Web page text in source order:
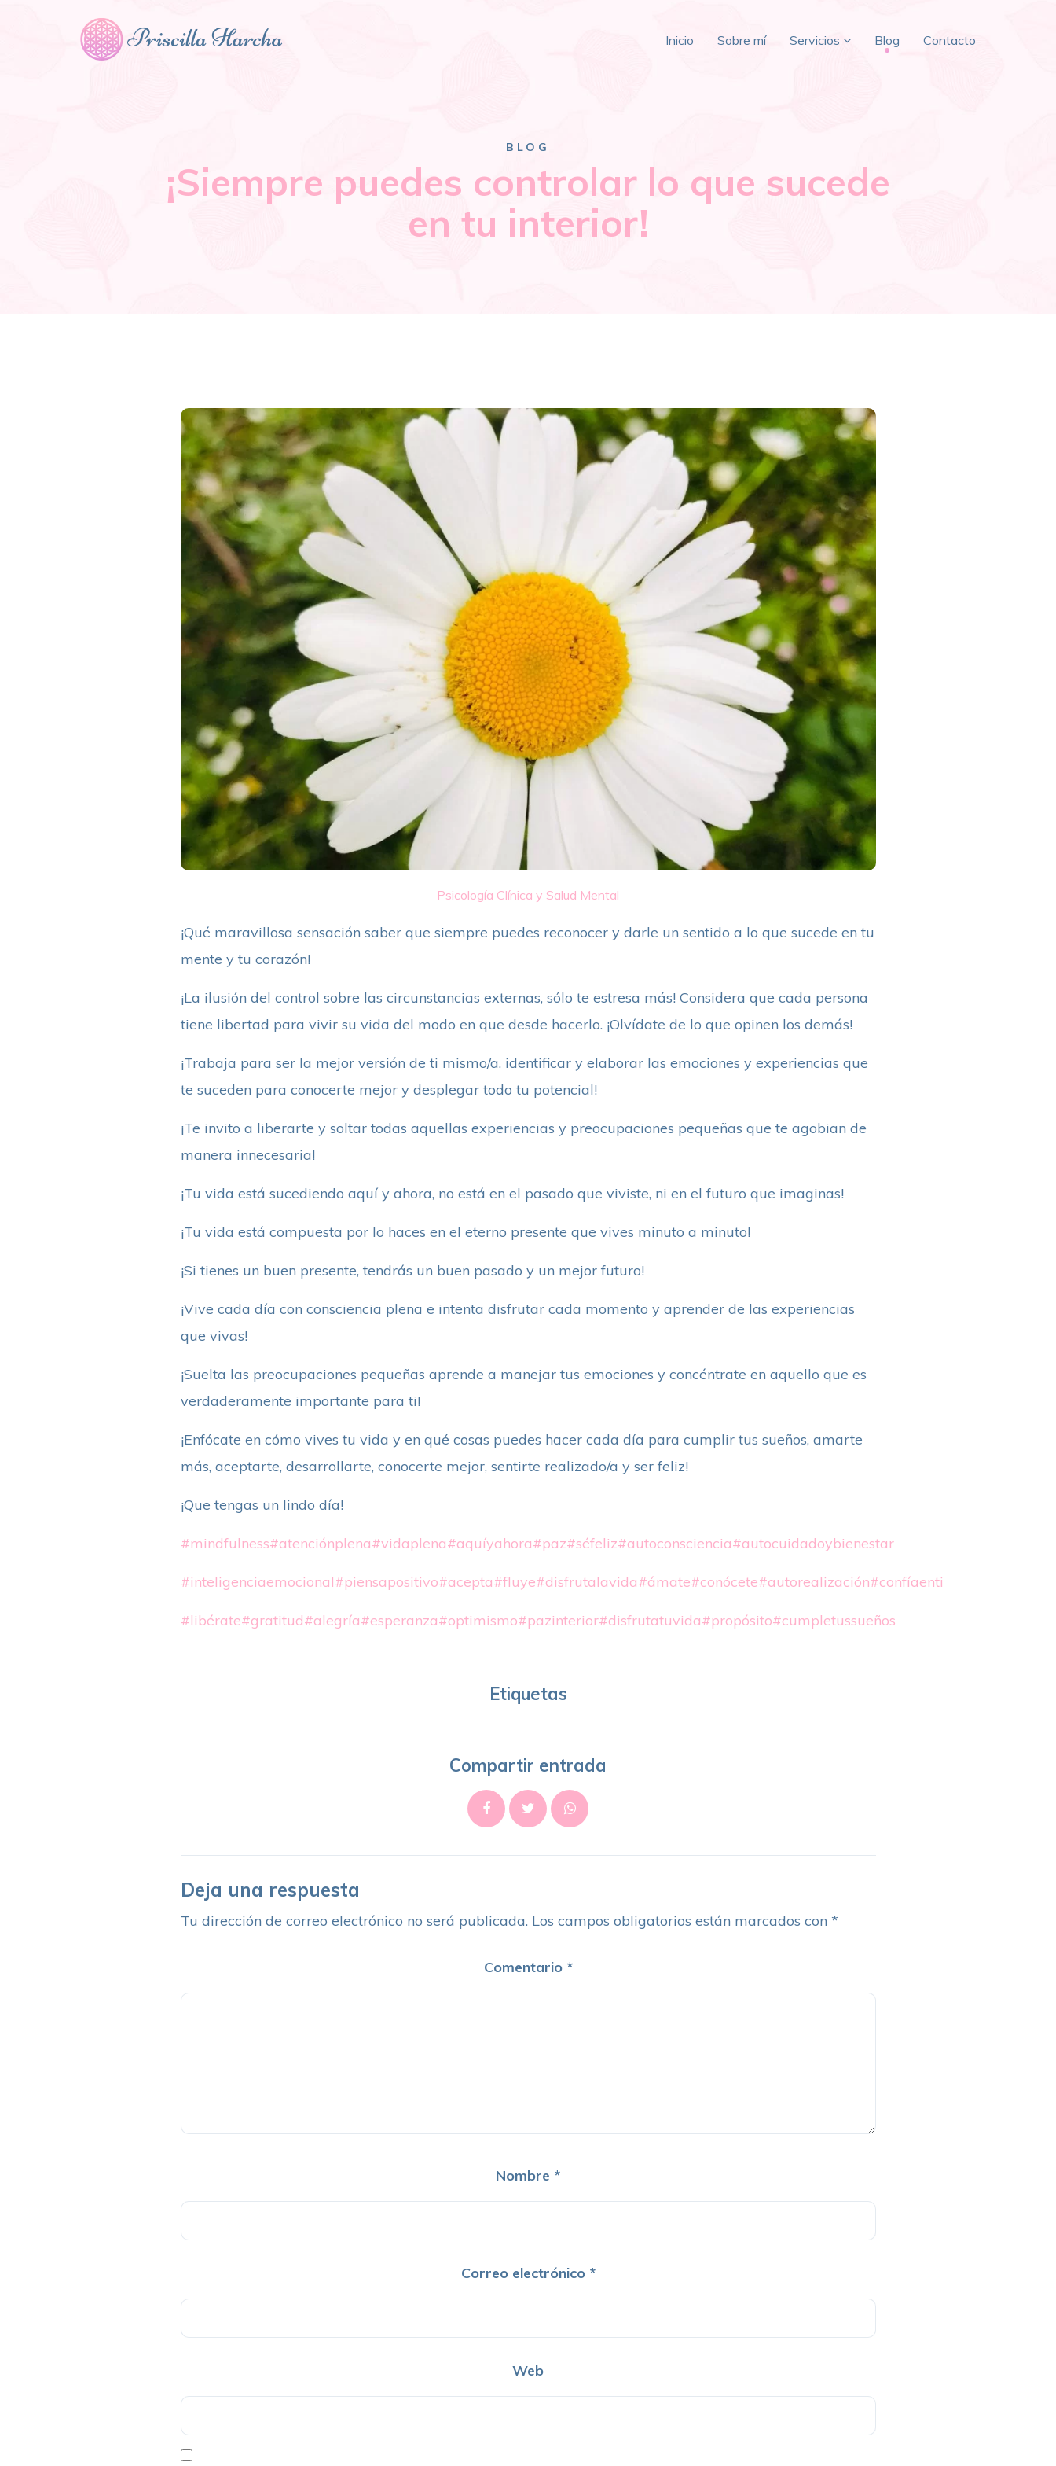
Inicio Sobre mí Servicios Blog Contacto
BLOG
¡Siempre puedes controlar lo que sucede
en tu interior!
Psicología Clínica y Salud Mental
¡Qué maravillosa sensación saber que siempre puedes reconocer y darle un sentido a lo que sucede en tu
mente y tu corazón!
¡La ilusión del control sobre las circunstancias externas, sólo te estresa más! Considera que cada persona
tiene libertad para vivir su vida del modo en que desde hacerlo. ¡Olvídate de lo que opinen los demás!
¡Trabaja para ser la mejor versión de ti mismo/a, identificar y elaborar las emociones y experiencias que
te suceden para conocerte mejor y desplegar todo tu potencial!
¡Te invito a liberarte y soltar todas aquellas experiencias y preocupaciones pequeñas que te agobian de
manera innecesaria!
¡Tu vida está sucediendo aquí y ahora, no está en el pasado que viviste, ni en el futuro que imaginas!
¡Tu vida está compuesta por lo haces en el eterno presente que vives minuto a minuto!
¡Si tienes un buen presente, tendrás un buen pasado y un mejor futuro!
¡Vive cada día con consciencia plena e intenta disfrutar cada momento y aprender de las experiencias
que vivas!
¡Suelta las preocupaciones pequeñas aprende a manejar tus emociones y concéntrate en aquello que es
verdaderamente importante para ti!
¡Enfócate en cómo vives tu vida y en qué cosas puedes hacer cada día para cumplir tus sueños, amarte
más, aceptarte, desarrollarte, conocerte mejor, sentirte realizado/a y ser feliz!
¡Que tengas un lindo día!
#mindfulness#atenciónplena#vidaplena#aquíyahora#paz#séfeliz#autoconsciencia#autocuidadoybienestar
#inteligenciaemocional#piensapositivo#acepta#fluye#disfrutalavida#ámate#conócete#autorealización#confíaenti
#libérate#gratitud#alegría#esperanza#optimismo#pazinterior#disfrutatuvida#propósito#cumpletussueños
Etiquetas
Compartir entrada
Deja una respuesta
Tu dirección de correo electrónico no será publicada. Los campos obligatorios están marcados con *
Comentario *
Nombre *
Correo electrónico *
Web